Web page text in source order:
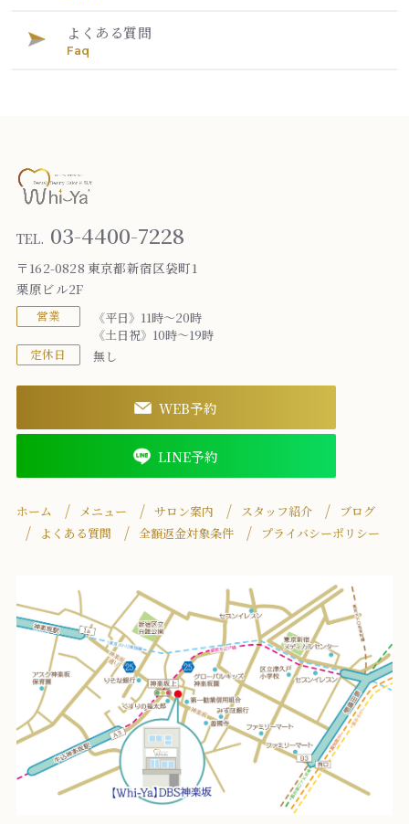
よくある質問
Faq
TEL. 03-4400-7228
〒162-0828 東京都新宿区袋町1
栗原ビル2F
営業
《平日》11時～20時
《土日祝》10時～19時
定休日 無し
WEB予約
LINE予約
ホーム メニュー サロン案内 スタッフ紹介
ブログ
よくある質問
全額返金対象条件 プライバシーポリシー